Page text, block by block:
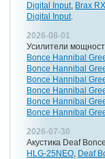
Digital Input, Brax
Digital Input.
2026-08-01
Усилители
Bonce Hannibal
Bonce Hannibal
Bonce Hannibal
Bonce Hannibal
Bonce Hannibal
Bonce Hannibal
2026-07-30
Акустика Deaf
HLG-25NEO, Deaf